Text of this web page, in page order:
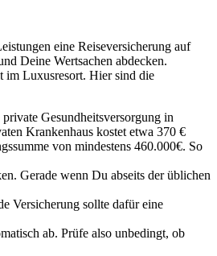
eine Reiseversicherung auf
Deine Wertsachen abdecken.
im Luxusresort. Hier sind die
Gesundheitsversorgung in
Krankenhaus kostet etwa 370 €
von mindestens 460.000€. So
Gerade wenn Du abseits der üblichen
Versicherung sollte dafür eine
ab. Prüfe also unbedingt, ob